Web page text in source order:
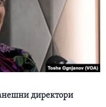
директори